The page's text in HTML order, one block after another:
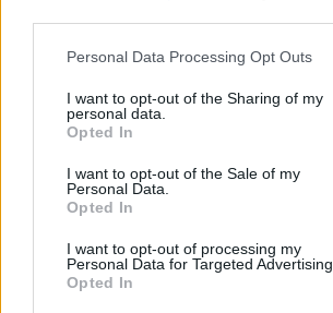
Personal Data Processing Opt Outs
I want to opt-out of the Sharing of my
personal data.
Opted In
I want to opt-out of the Sale of my
Personal Data.
Opted In
I want to opt-out of processing my
Personal Data for Targeted Advertising.
Opted In